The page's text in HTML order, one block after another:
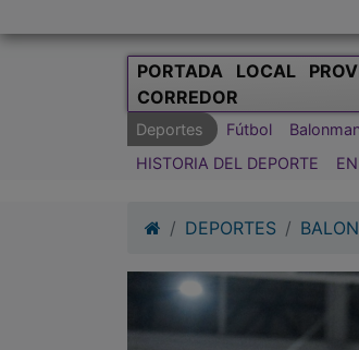
PORTADA LOCAL
CORREDOR
Deportes Fútbol
HISTORIA DEL DEPORTE
DEPORTES